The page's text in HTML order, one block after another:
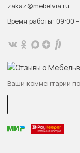
zakaz@mebelvia.ru
Время работы: 09:00
Ваши комментарии